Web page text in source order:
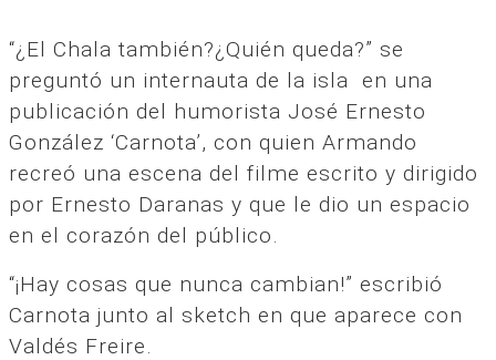
“¿El Chala también?¿Quién queda?” se
preguntó un internauta de la isla en una
publicación del humorista José Ernesto
González ‘Carnota’, con quien Armando
recreó una escena del filme escrito y dirigido
por Ernesto Daranas y que le dio un espacio
en el corazón del público.
“¡Hay cosas que nunca cambian!” escribió
Carnota junto al sketch en que aparece con
Valdés Freire.